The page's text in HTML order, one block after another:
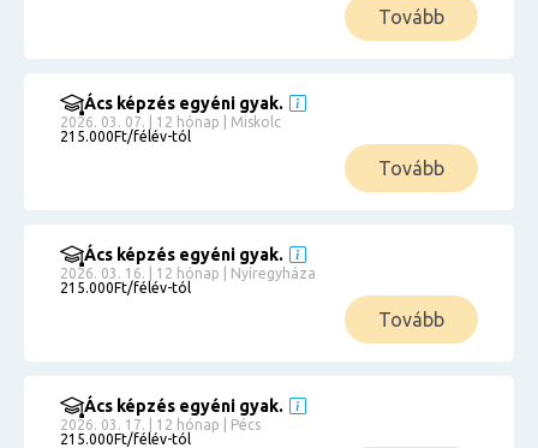
Tovább
Ács képzés egyéni gyak.
2026. 03. 07. | 12 hónap | Miskolc
215.000Ft/félév-tól
Tovább
Ács képzés egyéni gyak.
2026. 03. 16. | 12 hónap | Nyíregyháza
215.000Ft/félév-tól
Tovább
Ács képzés egyéni gyak.
2026. 03. 17. | 12 hónap | Pécs
215.000Ft/félév-tól